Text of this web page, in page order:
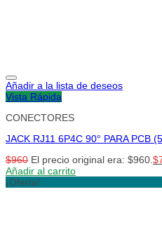
Añadir a la lista de deseos
Vista Rápida
CONECTORES
JACK RJ11 6P4C 90° PARA PCB
$960 El precio original era: $960.$
Añadir al carrito
¡Oferta!